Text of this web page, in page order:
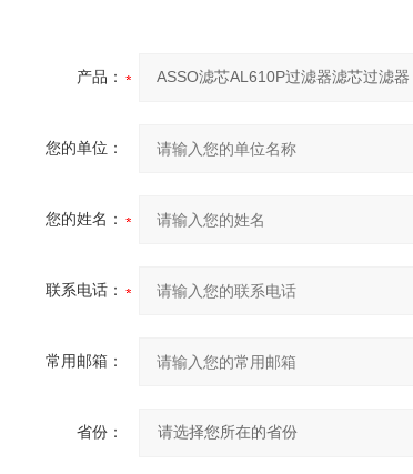
产品：
您的单位：
您的姓名：
联系电话：
常用邮箱：
省份：